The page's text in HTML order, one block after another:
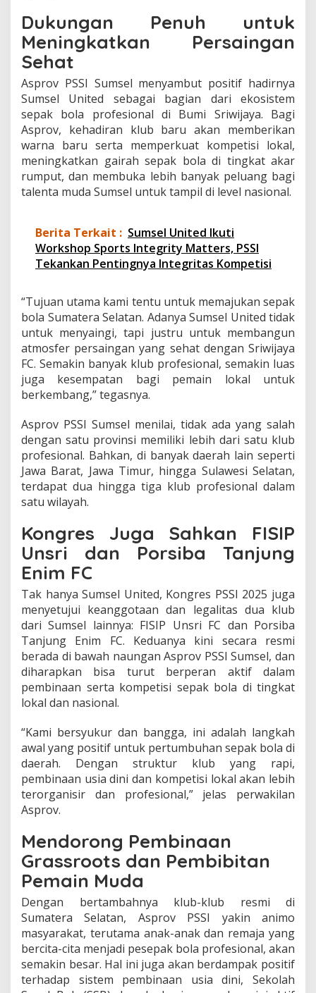
Dukungan Penuh untuk
Meningkatkan Persaingan
Sehat
Asprov PSSI Sumsel menyambut positif hadirnya
Sumsel United sebagai bagian dari ekosistem
sepak bola profesional di Bumi Sriwijaya. Bagi
Asprov, kehadiran klub baru akan memberikan
warna baru serta memperkuat kompetisi lokal,
meningkatkan gairah sepak bola di tingkat akar
rumput, dan membuka lebih banyak peluang bagi
talenta muda Sumsel untuk tampil di level nasional.
Berita Terkait : Sumsel United Ikuti
Workshop Sports Integrity Matters, PSSI
Tekankan Pentingnya Integritas Kompetisi
“Tujuan utama kami tentu untuk memajukan sepak
bola Sumatera Selatan. Adanya Sumsel United tidak
untuk menyaingi, tapi justru untuk membangun
atmosfer persaingan yang sehat dengan Sriwijaya
FC. Semakin banyak klub profesional, semakin luas
juga kesempatan bagi pemain lokal untuk
berkembang,” tegasnya.
Asprov PSSI Sumsel menilai, tidak ada yang salah
dengan satu provinsi memiliki lebih dari satu klub
profesional. Bahkan, di banyak daerah lain seperti
Jawa Barat, Jawa Timur, hingga Sulawesi Selatan,
terdapat dua hingga tiga klub profesional dalam
satu wilayah.
Kongres Juga Sahkan FISIP
Unsri dan Porsiba Tanjung
Enim FC
Tak hanya Sumsel United, Kongres PSSI 2025 juga
menyetujui keanggotaan dan legalitas dua klub
dari Sumsel lainnya: FISIP Unsri FC dan Porsiba
Tanjung Enim FC. Keduanya kini secara resmi
berada di bawah naungan Asprov PSSI Sumsel, dan
diharapkan bisa turut berperan aktif dalam
pembinaan serta kompetisi sepak bola di tingkat
lokal dan nasional.
“Kami bersyukur dan bangga, ini adalah langkah
awal yang positif untuk pertumbuhan sepak bola di
daerah. Dengan struktur klub yang rapi,
pembinaan usia dini dan kompetisi lokal akan lebih
terorganisir dan profesional,” jelas perwakilan
Asprov.
Mendorong Pembinaan
Grassroots dan Pembibitan
Pemain Muda
Dengan bertambahnya klub-klub resmi di
Sumatera Selatan, Asprov PSSI yakin animo
masyarakat, terutama anak-anak dan remaja yang
bercita-cita menjadi pesepak bola profesional, akan
semakin besar. Hal ini juga akan berdampak positif
terhadap sistem pembinaan usia dini, Sekolah